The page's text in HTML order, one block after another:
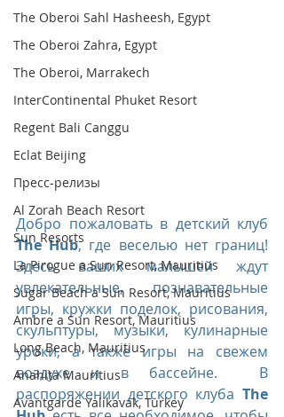
The Oberoi Sahl Hasheesh, Egypt
The Oberoi Zahra, Egypt
The Oberoi, Marrakech
InterContinental Phuket Resort
Regent Bali Canggu
Eclat Beijing
Пресс-релизы
Al Zorah Beach Resort
Sun Resorts
La Pirogue a Sun Resort, Mauritius
Sugar Beach a Sun Resort, Mauritius
Ambre a Sun Resort, Mauritius
Long Beach, Mauritius
Anahita Mauritius
Avantgarde Yalıkavak, Turkey
The Hub, где веселью нет границ!
Здесь ваших малышей ждут
увлекательные, познавательные
игры, кружки поделок, рисования,
скульптуры, музыки, кулинарные
уроки, а также игры на свежем
воздухе и в бассейне.  В
распоряжении детского клуба The